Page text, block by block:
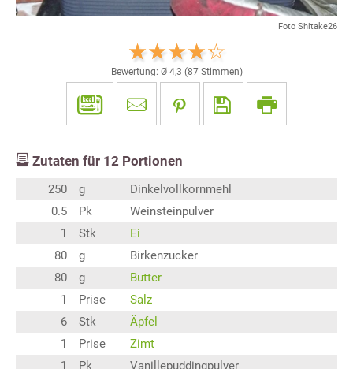
Foto Shitake26
Bewertung: Ø 4,3 (87Stimmen)
Zutaten für 12 Portionen
250 g
Dinkelvollkornmehl
0.5
Pk
Weinsteinpulver
1
Stk
Ei
80
g
Birkenzucker
80
g
Butter
1
Prise
Salz
6
Stk
Äpfel
1
Prise
Zimt
1
Pk
Vanillepuddingpulver